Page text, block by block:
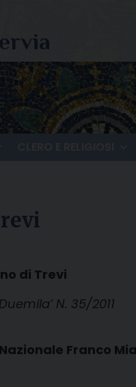
di Trevi
N. 35/2011
Franco